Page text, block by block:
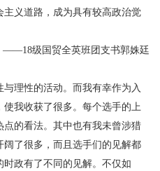
义道路，成为具有较高政治觉
——18级国贸全英班团支书郭姝廷
理性的活动。而我有幸作为入
我收获了很多。每个选手的上
的看法。其中也有我未曾涉猎
了很多，而且选手们的见解都
政有了不同的见解。不仅如